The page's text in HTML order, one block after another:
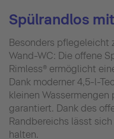
Spülrandlos
Besonders pflegeleicht
Wand-WC: Die offene
Rimless® ermöglicht
Dank moderner 4,5-l-
kleinen
garantiert. Dank des
Randbereichs lässt
halten.